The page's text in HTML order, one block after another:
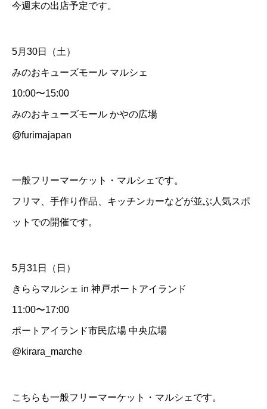
今週末の出店予定です。
5月30日（土）
みのおキューズモール マルシェ
10:00〜15:00
みのおキューズモール かやの広場
@furimajapan
一般フリーマーケット・マルシェです。
フリマ、手作り作品、キッチンカーなどが並ぶ人気スポ
ットでの開催です。
5月31日（日）
きららマルシェ in 神戸ポートアイランド
11:00〜17:00
ポートアイランド市民広場 中央広場
@kirara_marche
こちらも一般フリーマーケット・マルシェです。